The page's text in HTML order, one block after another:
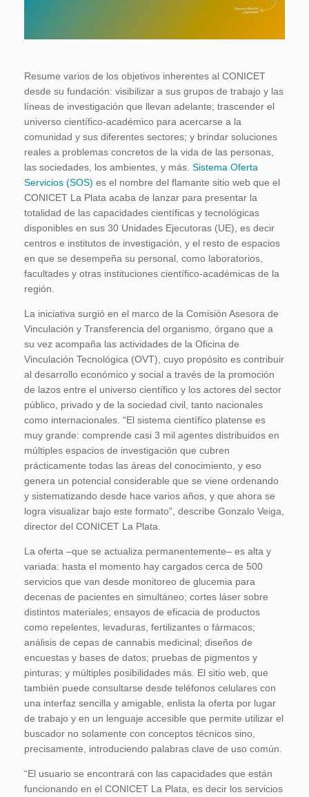
Resume varios de los objetivos inherentes al CONICET
desde su fundación: visibilizar a sus grupos de trabajo y las
líneas de investigación que llevan adelante; trascender el
universo científico-académico para acercarse a la
comunidad y sus diferentes sectores; y brindar soluciones
reales a problemas concretos de la vida de las personas,
las sociedades, los ambientes, y más. Sistema Oferta
Servicios (SOS) es el nombre del flamante sitio web que el
CONICET La Plata acaba de lanzar para presentar la
totalidad de las capacidades científicas y tecnológicas
disponibles en sus 30 Unidades Ejecutoras (UE), es decir
centros e institutos de investigación, y el resto de espacios
en que se desempeña su personal, como laboratorios,
facultades y otras instituciones científico-académicas de la
región.
La iniciativa surgió en el marco de la Comisión Asesora de
Vinculación y Transferencia del organismo, órgano que a
su vez acompaña las actividades de la Oficina de
Vinculación Tecnológica (OVT), cuyo propósito es contribuir
al desarrollo económico y social a través de la promoción
de lazos entre el universo científico y los actores del sector
público, privado y de la sociedad civil, tanto nacionales
como internacionales. “El sistema científico platense es
muy grande: comprende casi 3 mil agentes distribuidos en
múltiples espacios de investigación que cubren
prácticamente todas las áreas del conocimiento, y eso
genera un potencial considerable que se viene ordenando
y sistematizando desde hace varios años, y que ahora se
logra visualizar bajo este formato”, describe Gonzalo Veiga,
director del CONICET La Plata.
La oferta –que se actualiza permanentemente– es alta y
variada: hasta el momento hay cargados cerca de 500
servicios que van desde monitoreo de glucemia para
decenas de pacientes en simultáneo; cortes láser sobre
distintos materiales; ensayos de eficacia de productos
como repelentes, levaduras, fertilizantes o fármacos;
análisis de cepas de cannabis medicinal; diseños de
encuestas y bases de datos; pruebas de pigmentos y
pinturas; y múltiples posibilidades más. El sitio web, que
también puede consultarse desde teléfonos celulares con
una interfaz sencilla y amigable, enlista la oferta por lugar
de trabajo y en un lenguaje accesible que permite utilizar el
buscador no solamente con conceptos técnicos sino,
precisamente, introduciendo palabras clave de uso común.
“El usuario se encontrará con las capacidades que están
funcionando en el CONICET La Plata, es decir los servicios